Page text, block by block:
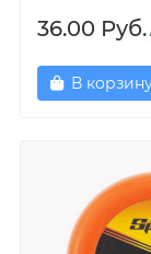
36.00 Руб.
В